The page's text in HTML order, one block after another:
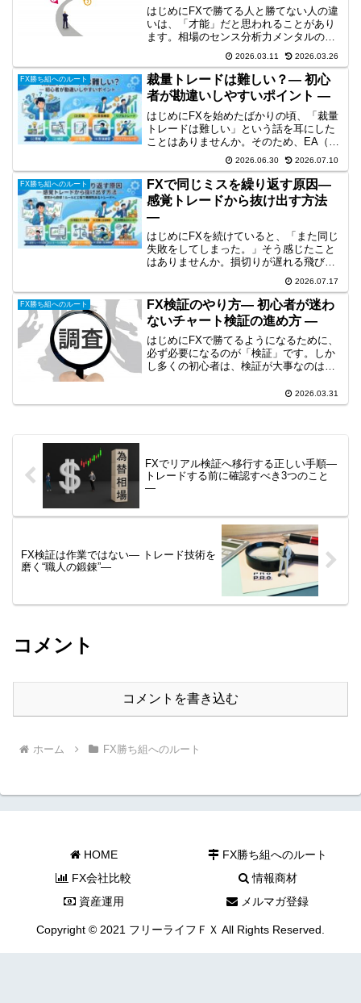
はじめにFXで勝てる人と勝てない人の違
いは、「才能」だと思われることがあり
ます。相場のセンス分析力メンタルの強
さしかし実際には、多くのトレーダーが
同じ壁にぶつかっています。それは「何
をどう練習すればいいのかわからない」
という問題です。FXは...
2026.03.11 2026.03.26
FX勝ち組へのルート
裁量トレードは難しい？― 初心
者が勘違いしやすいポイント ―
はじめにFXを始めたばかりの頃、「裁量
トレードは難しい」という話を耳にした
ことはありませんか。そのため、EA（自
動売買）の方が簡単そう裁量トレードは
才能がある人だけができる初心者には向
いていないと思ってしまう人も少なくあ
りません。しかし、本...
2026.06.30 2026.07.10
FX勝ち組へのルート
FXで同じミスを繰り返す原因―
感覚トレードから抜け出す方法
―
はじめにFXを続けていると、「また同じ
失敗をしてしまった。」そう感じたこと
はありませんか。損切りが遅れる飛び乗
りエントリーをしてしまうルールを破っ
てしまう初心者だけでなく、多くのトレ
ーダーが同じような悩みを抱えていま
す。しかし、同じミスを繰...
2026.07.17
FX勝ち組へのルート
FX検証のやり方― 初心者が迷わ
ないチャート検証の進め方 ―
はじめにFXで勝てるようになるために、
必ず必要になるのが「検証」です。しか
し多くの初心者は、検証が大事なのはわ
という状態で止まってしまいます。そし
てチャートを眺めるだけなんとなくエン
2026.03.31
FXでリアル検証へ移行する正しい手順―
トレードする前に確認すべき3つのこと
―
FX検証は作業ではない― トレード技術を
磨く“職人の鍛錬”―
コメント
コメントを書き込む
ホーム FX勝ち組へのルート
HOME
FX勝ち組へのルート
FX会社比較
情報商材
資産運用
メルマガ登録
Copyright © 2021 フリーライフＦＸ All Rights Reserved.